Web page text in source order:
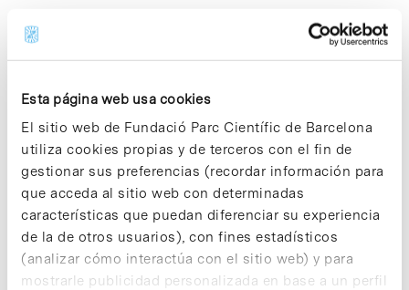
Esta página web usa cookies
El sitio web de Fundació Parc Científic de Barcelona
utiliza cookies propias y de terceros con el fin de
gestionar sus preferencias (recordar información para
que acceda al sitio web con determinadas
características que puedan diferenciar su experiencia
de la de otros usuarios), con fines estadísticos
(analizar cómo interactúa con el sitio web) y para
mostrarle publicidad personalizada en base a un perfil
Licenciado en Bioquímica por la Universidad
McGill, en Montreal, Canadá, Salvador Aznar
Benitah se doctoró en el Instituto de
Autónoma de Madrid. Actualmente, es Profesor de
Investigación ICREA de la Generalitat de
Catalunya, y tiene proyectos becados por el
Consejo Europeo de Investigación (ERC en sus
siglas en inglés) con una ERC Starting Grant,
panel «Consolidators» (2012-2017), y dos de la
Asociación Internacional de la Investigación del
Cáncer, de Reino Unido. La Beug Foundation, de
Alemania, acaba de concederle el Premio de
Metástasis 2013, dotado con 12.000 euros para
desarrollar un proyecto científico sobre las